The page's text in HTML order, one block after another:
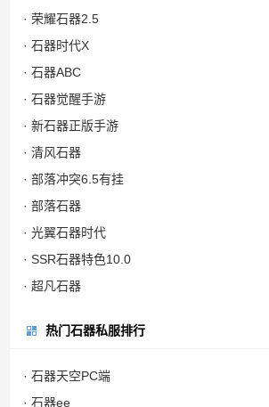
· 荣耀石器2.5
· 石器时代X
· 石器ABC
· 石器觉醒手游
· 新石器正版手游
· 清风石器
· 部落冲突6.5有挂
· 部落石器
· 光翼石器时代
· SSR石器特色10.0
· 超凡石器
热门石器私服排行
· 石器天空PC端
· 石器ee